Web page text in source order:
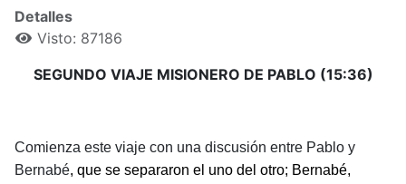
Detalles
Visto: 87186
SEGUNDO VIAJE MISIONERO DE PABLO (15:36)
Comienza este viaje con una discusión entre Pablo y
Bernabé, que se separaron el uno del otro; Bernabé,